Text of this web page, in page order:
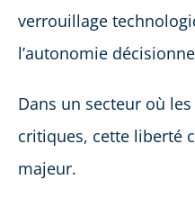
verrouillage
l’autonomie
Dans un secteur où
critiques, cette liberté
majeur.